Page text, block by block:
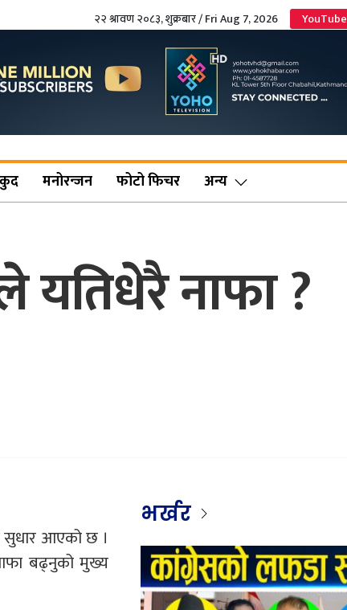
२२ श्रावण २०८३, शुक्रबार / Fri Aug 7, 2026 YouTube
मनोरन्जन फोटो फिचर अन्य
यतिधेरै नाफा ?
सुधार आएको छ ।
बढ्नुको मुख्य
भर्खर